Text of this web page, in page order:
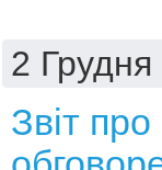
2
Звіт